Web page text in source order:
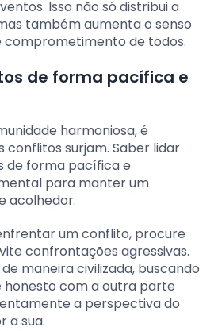
Isso não só distribui a
também aumenta o senso
de todos.
de forma pacífica e
harmoniosa, é
conflitos surjam. Saber lidar
de forma pacífica e
para manter um
acolhedor.
um conflito, procure
confrontações agressivas.
maneira civilizada, buscando
honesto com a outra parte
a perspectiva do
a sua.